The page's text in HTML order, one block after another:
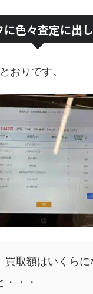
に色々査定に出
おりです。
買取額はいくらに
・・・